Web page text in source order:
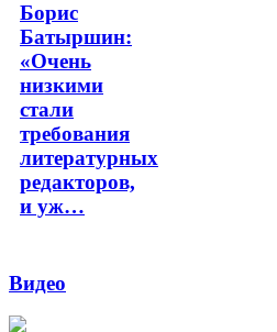
Борис
Батыршин:
«Очень
низкими
стали
требования
литературных
редакторов,
и уж…
Видео